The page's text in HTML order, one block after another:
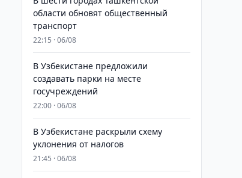
области обновят общественный
транспорт
22:15 · 06/08
В Узбекистане предложили
создавать парки на месте
госучреждений
22:00 · 06/08
В Узбекистане раскрыли схему
уклонения от налогов
21:45 · 06/08